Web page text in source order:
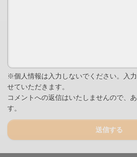
※個人情報は入力しないでください。入
せていただきます。
コメントへの返信はいたしませんので、
す。
送信する